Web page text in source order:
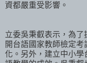
資都嚴重受影響。
立委吳秉叡表示，為
開台語國家教師檢定考
化。另外，建立中小